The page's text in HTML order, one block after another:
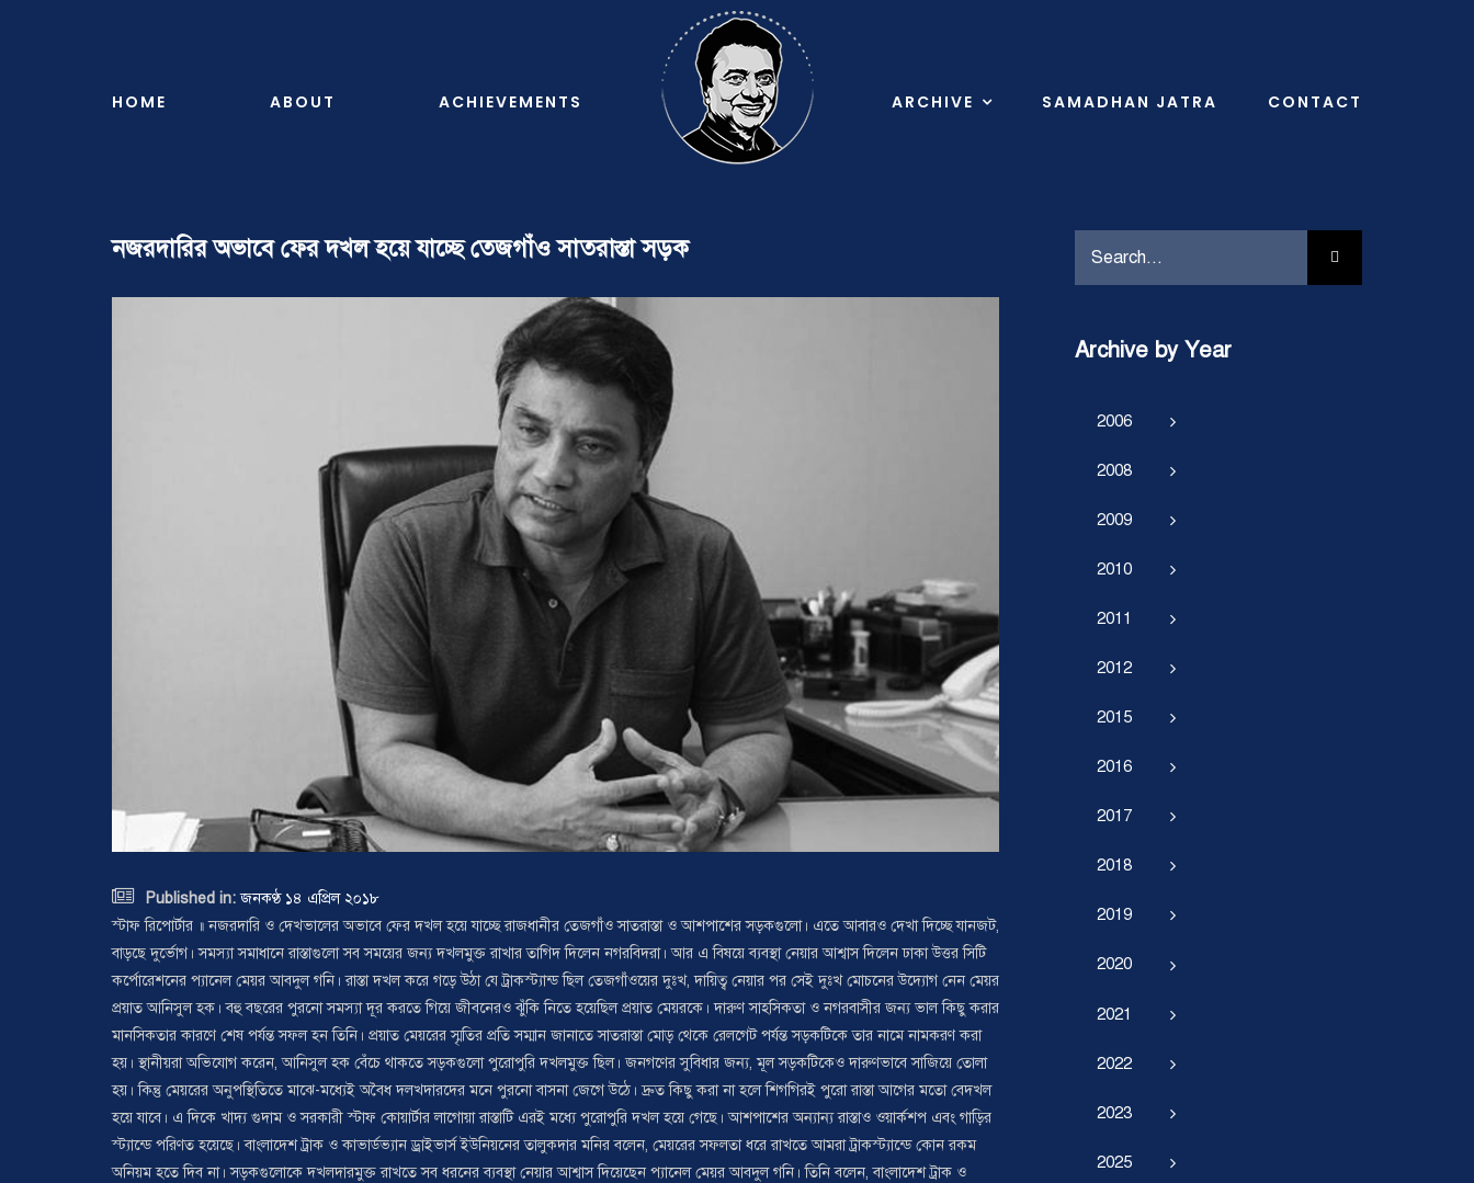
HOME ABOUT ACHIEVEMENTS ARCHIVE SAMADHAN JATRA CONTACT
নজরদারির অভাবে ফের দখল হয়ে যাচ্ছে তেজগাঁও সাতরাস্তা সড়ক
 Published in: জনকণ্ঠ ১৪ এপ্রিল ২০১৮
স্টাফ রিপোর্টার ॥ নজরদারি ও দেখভালের অভাবে ফের দখল হয়ে যাচ্ছে রাজধানীর তেজগাঁও সাতরাস্তা ও আশপাশের সড়কগুলো। এতে আবারও দেখা দিচ্ছে যানজট,
বাড়ছে দুর্ভোগ। সমস্যা সমাধানে রাস্তাগুলো সব সময়ের জন্য দখলমুক্ত রাখার তাগিদ দিলেন নগরবিদরা। আর এ বিষয়ে ব্যবস্থা নেয়ার আশ্বাস দিলেন ঢাকা উত্তর সিটি
কর্পোরেশনের প্যানেল মেয়র আবদুল গনি। রাস্তা দখল করে গড়ে উঠা যে ট্রাকস্ট্যান্ড ছিল তেজগাঁওয়ের দুঃখ, দায়িত্ব নেয়ার পর সেই দুঃখ মোচনের উদ্যোগ নেন মেয়র
প্রয়াত আনিসুল হক। বহু বছরের পুরনো সমস্যা দূর করতে গিয়ে জীবনেরও ঝুঁকি নিতে হয়েছিল প্রয়াত মেয়রকে। দারুণ সাহসিকতা ও নগরবাসীর জন্য ভাল কিছু করার
মানসিকতার কারণে শেষ পর্যন্ত সফল হন তিনি। প্রয়াত মেয়রের স্মৃতির প্রতি সম্মান জানাতে সাতরাস্তা মোড় থেকে রেলগেট পর্যন্ত সড়কটিকে তার নামে নামকরণ করা
হয়। স্থানীয়রা অভিযোগ করেন, আনিসুল হক বেঁচে থাকতে সড়কগুলো পুরোপুরি দখলমুক্ত ছিল। জনগণের সুবিধার জন্য, মূল সড়কটিকেও দারুণভাবে সাজিয়ে তোলা
হয়। কিন্তু মেয়রের অনুপস্থিতিতে মাঝে-মধ্যেই অবৈধ দলখদারদের মনে পুরনো বাসনা জেগে উঠে। দ্রুত কিছু করা না হলে শিগগিরই পুরো রাস্তা আগের মতো বেদখল
হয়ে যাবে। এ দিকে খাদ্য গুদাম ও সরকারী স্টাফ কোয়ার্টার লাগোয়া রাস্তাটি এরই মধ্যে পুরোপুরি দখল হয়ে গেছে। আশপাশের অন্যান্য রাস্তাও ওয়ার্কশপ এবং গাড়ির
স্ট্যান্ডে পরিণত হয়েছে। বাংলাদেশ ট্রাক ও কাভার্ডভ্যান ড্রাইভার্স ইউনিয়নের তালুকদার মনির বলেন, মেয়রের সফলতা ধরে রাখতে আমরা ট্রাকস্ট্যান্ডে কোন রকম
অনিয়ম হতে দিব না। সড়কগুলোকে দখলদারমুক্ত রাখতে সব ধরনের ব্যবস্থা নেয়ার আশ্বাস দিয়েছেন প্যানেল মেয়র আবদুল গনি। তিনি বলেন, বাংলাদেশ ট্রাক ও
Archive by Year
2006
2008
2009
2010
2011
2012
2015
2016
2017
2018
2019
2020
2021
2022
2023
2025